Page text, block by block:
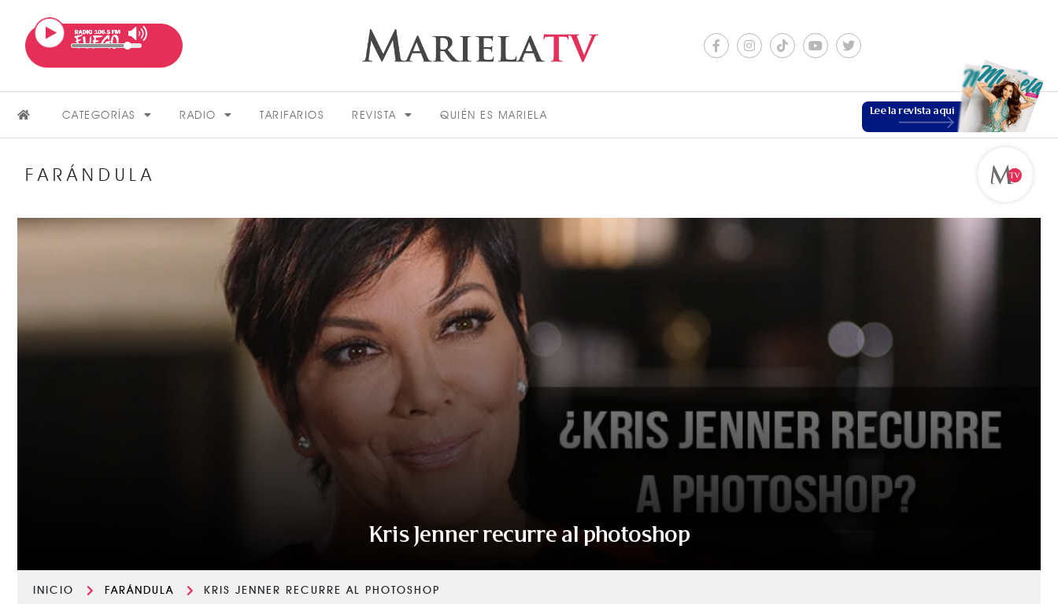
CATEGORÍAS RADIO TARIFARIOS REVISTA QUIÉN ES MARIELA Lee la revista aquí
FARÁNDULA ACTUALIDAD
VER MÁS VER MÁS
VER TODAS LAS CATEGORÍAS
FARÁNDULA
Kris Jenner recurre al photoshop
INICIO FARÁNDULA KRIS JENNER RECURRE AL PHOTOSHOP